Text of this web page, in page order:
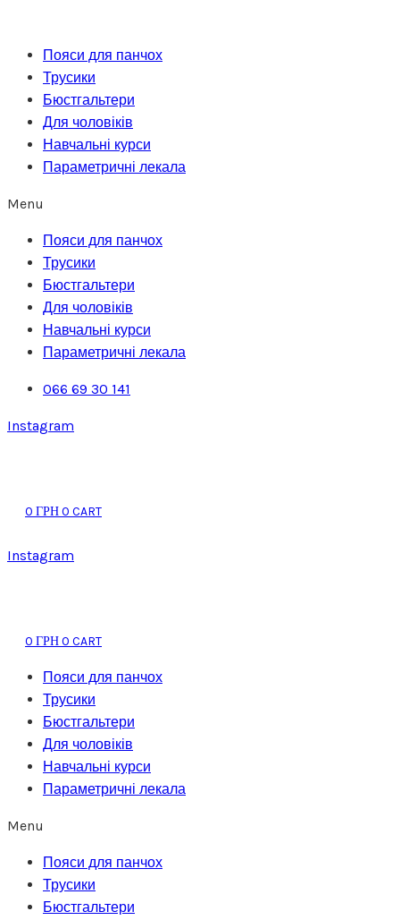
вмістуПояси для панчох
Трусики
Бюстгальтери
Для чоловіків
Навчальні курси
Параметричні лекала
Menu
Пояси для панчох
Трусики
Бюстгальтери
Для чоловіків
Навчальні курси
Параметричні лекала
066 69 30 141
Instagram
0 ГРН 0 CART
Instagram
0 ГРН 0 CART
Пояси для панчох
Трусики
Бюстгальтери
Для чоловіків
Навчальні курси
Параметричні лекала
Menu
Пояси для панчох
Трусики
Бюстгальтери